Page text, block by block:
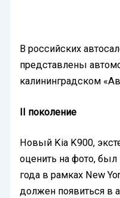
В российских
представлены
калининградском
ІІ поколение
Новый Kia K900,
оценить на фото, был
года в рамках New
должен появиться в